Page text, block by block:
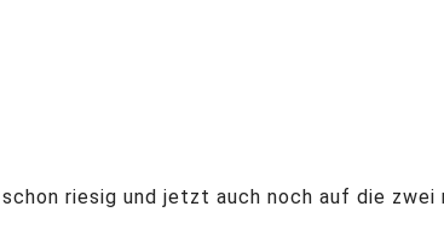
riesig und jetzt auch noch auf die zwei